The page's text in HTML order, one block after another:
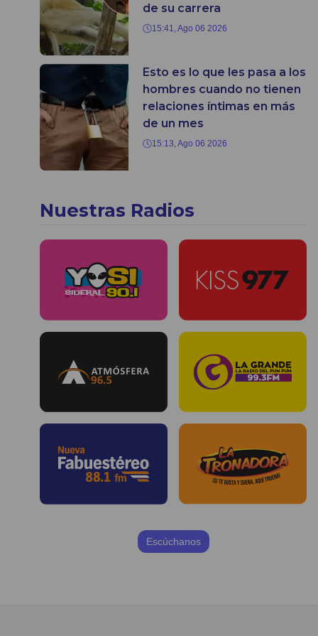
de su carrera
15:41, Ago 06 2026
Esto es lo que les pasa a los
hombres cuando no tienen
relaciones íntimas en más
de un mes
15:13, Ago 06 2026
Nuestras Radios
Escúchanos